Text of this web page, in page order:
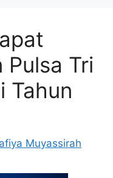
Pulsa Tri
Tahun
Muyassirah